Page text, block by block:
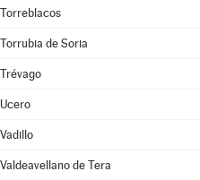
Torreblacos
Torrubia de Soria
Trévago
Ucero
Vadillo
Valdeavellano de Tera